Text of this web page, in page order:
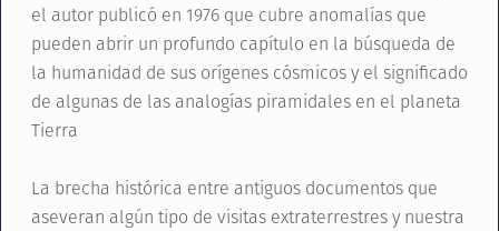
el autor publicó en 1976 que cubre anomalías que
pueden abrir un profundo capítulo en la búsqueda de
la humanidad de sus orígenes cósmicos y el significado
de algunas de las analogías piramidales en el planeta
Tierra
La brecha histórica entre antiguos documentos que
aseveran algún tipo de visitas extraterrestres y nuestra